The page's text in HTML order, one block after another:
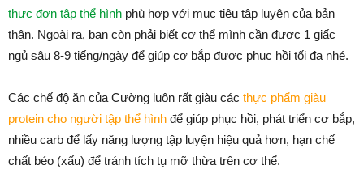
thực đơn tập thể hình phù hợp với mục tiêu tập luyện của bản
thân. Ngoài ra, bạn còn phải biết cơ thể mình cần được 1 giấc
ngủ sâu 8-9 tiếng/ngày để giúp cơ bắp được phục hồi tối đa nhé.
Các chế độ ăn của Cường luôn rất giàu các thực phẩm giàu
protein cho người tập thể hình để giúp phục hồi, phát triển cơ bắp,
nhiều carb để lấy năng lượng tập luyện hiệu quả hơn, hạn chế
chất béo (xấu) để tránh tích tụ mỡ thừa trên cơ thể.